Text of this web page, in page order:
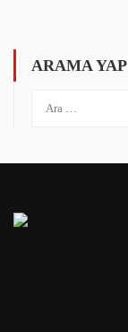
ARAMA YAP